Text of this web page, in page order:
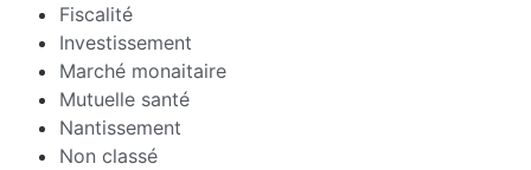
Fiscalité
Investissement
Marché monaitaire
Mutuelle santé
Nantissement
Non classé